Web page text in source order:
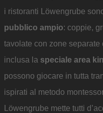
i ristoranti Löwengrube
pubblico ampio: coppie,
tavolate con zone separate
inclusa la speciale area
possono giocare in tutta
ispirati al metodo
Löwengrube mette tutti